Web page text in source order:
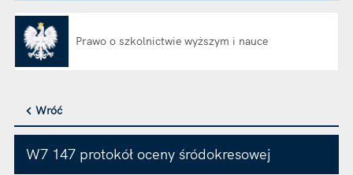
Prawo o szkolnictwie wyższym i nauce
Wróć
W7 147 protokół oceny śródokresowej